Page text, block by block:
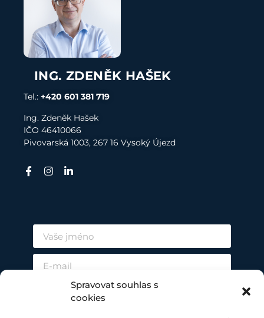
Spravovat souhlas s
cookies
ING. ZDENĚK HAŠEK
Tel.: +420 601 381 719
Ing. Zdeněk Hašek
IČO 46410066
Pivovarská 1003, 267 16 Vysoký Újezd